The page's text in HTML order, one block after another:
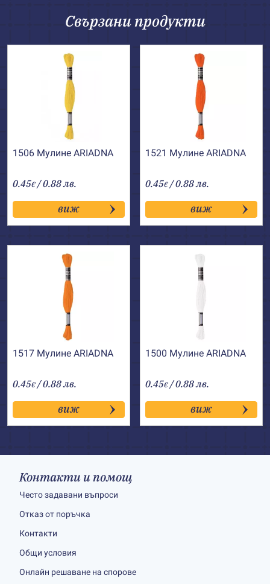
Свързани продукти
1506 Мулине АRIADNA
0.45€ / 0.88 лв.
виж
1521 Мулине АRIADNA
0.45€ / 0.88 лв.
виж
1517 Мулине АRIADNA
0.45€ / 0.88 лв.
виж
1500 Мулине АRIADNA
0.45€ / 0.88 лв.
виж
Контакти и помощ
Често задавани въпроси
Отказ от поръчка
Контакти
Общи условия
Онлайн решаване на спорове